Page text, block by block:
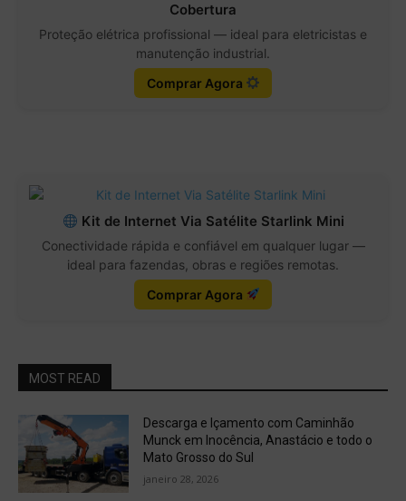
Cobertura
Proteção elétrica profissional — ideal para eletricistas e
manutenção industrial.
Comprar Agora
Kit de Internet Via Satélite Starlink Mini
Conectividade rápida e confiável em qualquer lugar —
ideal para fazendas, obras e regiões remotas.
Comprar Agora
MOST READ
Descarga e Içamento com Caminhão
Munck em Inocência, Anastácio e todo o
Mato Grosso do Sul
janeiro 28, 2026